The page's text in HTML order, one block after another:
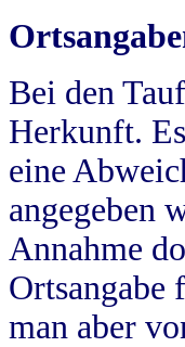
Bei den
Herkunft.
eine
angegeben
Annahme
Ortsangabe
man aber